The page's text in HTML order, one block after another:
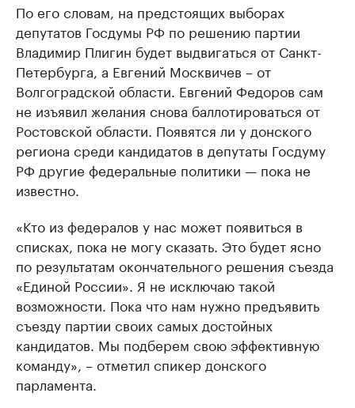
По его словам, на предстоящих выборах
депутатов Госдумы РФ по решению партии
Владимир Плигин будет выдвигаться от Санкт-
Петербурга, а Евгений Москвичев – от
Волгоградской области. Евгений Федоров сам
не изъявил желания снова баллотироваться от
Ростовской области. Появятся ли у донского
региона среди кандидатов в депутаты Госдуму
РФ другие федеральные политики — пока не
известно.
«Кто из федералов у нас может появиться в
списках, пока не могу сказать. Это будет ясно
по результатам окончательного решения съезда
«Единой России». Я не исключаю такой
возможности. Пока что нам нужно предъявить
съезду партии своих самых достойных
кандидатов. Мы подберем свою эффективную
команду», – отметил спикер донского
парламента.